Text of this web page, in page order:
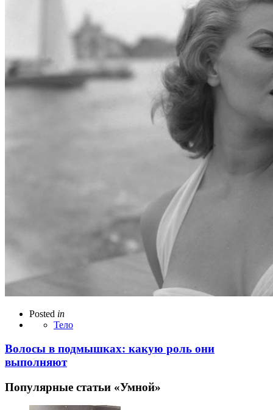
Posted in
Тело
Волосы в подмышках: какую роль они
выполняют
Популярные статьи «Умной»